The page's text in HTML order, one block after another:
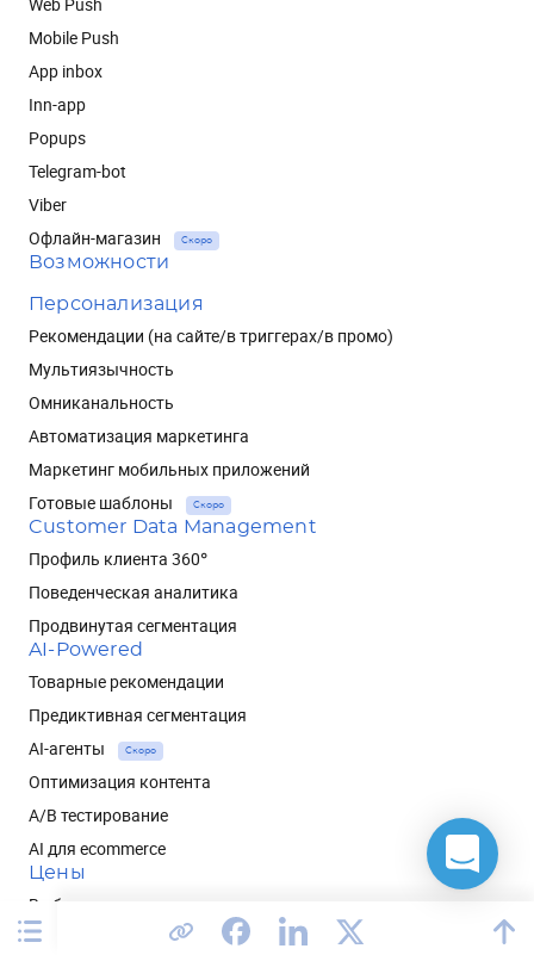
Mobile Push
App inbox
Inn-app
Popups
Telegram-bot
Viber
Офлайн-магазин
Скоро
Возможности
Персонализация
Рекомендации (на сайте/в триггерах/в промо)
Мультиязычность
Омниканальность
Автоматизация маркетинга
Маркетинг мобильных приложений
Готовые шаблоны
Скоро
Customer Data Management
Профиль клиента 360°
Поведенческая аналитика
Продвинутая сегментация
AI-Powered
Товарные рекомендации
Предиктивная сегментация
AI-агенты
Скоро
Оптимизация контента
A/B тестирование
AI для ecommerce
Цены
Выбрать пакет
Интеграции